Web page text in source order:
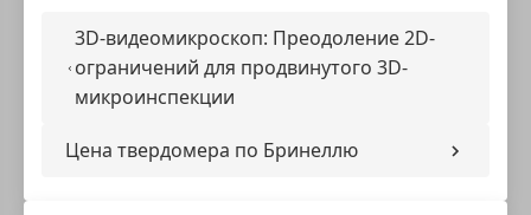
3D-видеомикроскоп: Преодоление 2D-
ограничений для продвинутого 3D-
микроинспекции
Цена твердомера по Бринеллю